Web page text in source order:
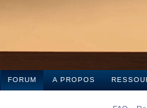
FORUM A PROPOS